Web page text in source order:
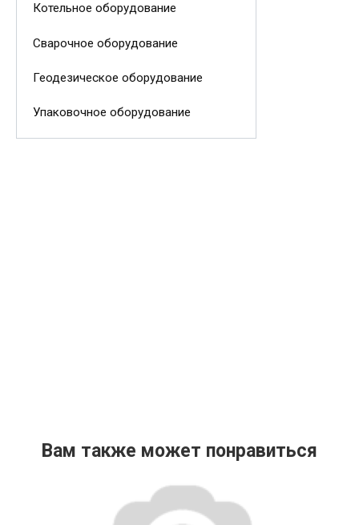
Котельное оборудование
Сварочное оборудование
Геодезическое оборудование
Упаковочное оборудование
Вам также может понравиться